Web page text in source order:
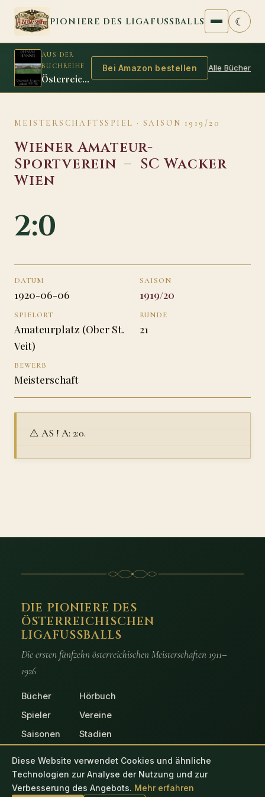
Zum Inhalt springen
PIONIERE DES LIGAFUSSBALLS ☾
AUS DER
BUCHREIHE
Österreich Ungarn Fussball 1917/18
Bei Amazon bestellen Alle Bücher
MEISTERSCHAFTSSPIEL · SAISON 1919/20
Wiener Amateur-
Sportverein – SC Wacker
Wien
2:0
DATUM
1920-06-06
SAISON
1919/20
SPIELORT
Amateurplatz (Ober St.
Veit)
RUNDE
21
BEWERB
Meisterschaft
⚠️ AS ! A: 2:0.
DIE PIONIERE DES
ÖSTERREICHISCHEN
LIGAFUSSBALLS
Die ersten fünfzehn österreichischen Meisterschaften 1911–
1926
Bücher
Hörbuch
Spieler
Vereine
Saisonen
Stadien
© 2026 Die Pioniere des österreichischen Ligafussballs
Diese Website verwendet Cookies und ähnliche
Technologien zur Analyse der Nutzung und zur
Verbesserung des Angebots. Mehr erfahren